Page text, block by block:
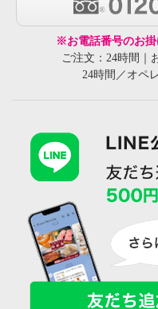
※お電話番号のお掛
ご注文：24時間｜
24時間／オペ